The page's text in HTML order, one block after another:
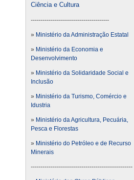
Ciência e Cultura
----------------------------------------
» Ministério da Administração Estatal
» Ministério da Economia e
Desenvolvimento
» Ministério da Solidaridade Social e
Inclusão
» Ministério da Turismo, Comércio e
Idustria
» Ministério da Agricultura, Pecuária,
Pesca e Florestas
» Ministério do Petróleo e de Recurso
Minerais
----------------------------------------------------